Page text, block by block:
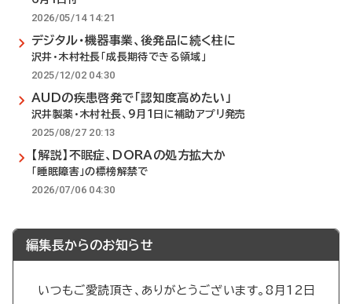
2026/05/14 14:21
デジタル・機器事業、後発品に続く柱に
沢井・木村社長「成長期待できる領域」
2025/12/02 04:30
AUDの疾患啓発で「認知度高めたい」
沢井製薬・木村社長、9月1日に補助アプリ発売
2025/08/27 20:13
【解説】不眠症、DORAの処方拡大か
「睡眠障害」の標榜解禁で
2026/07/06 04:30
編集長からのお知らせ
いつもご愛読頂き、ありがとうございます。8月12日